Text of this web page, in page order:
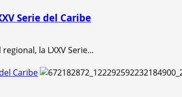
Serie del Caribe
la LXXV Serie...
Caribe